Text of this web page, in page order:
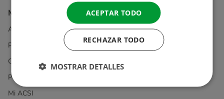
Más información sobre
ACSI
Privacidad y cookies
Condiciones generales
Pedidos y pagos
Mi ACSI
ACEPTAR TODO
RECHAZAR TODO
MOSTRAR DETALLES